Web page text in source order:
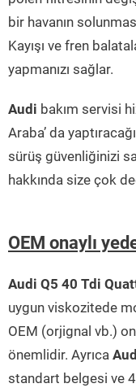
bir havanın
Kayışı ve fren
yapmanızı sağlar.
Audi bakım servisi
Araba’ da
sürüş güvenliğinizi
hakkında size çok
OEM onaylı
Audi Q5 40 Tdi
uygun viskozitede
OEM (orjignal vb.)
önemlidir. Ayrıca
standart belgesi ve